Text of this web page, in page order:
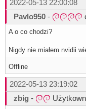
2022-05-13 22:00:08
Pavlo950 -
A o co chodzi?
Nigdy nie miałem nvidii
Offline
2022-05-13 23:19:02
zbig -